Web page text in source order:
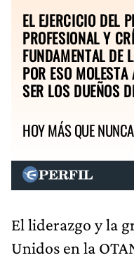
EL EJERCICIO DEL
PROFESIONAL Y
FUNDAMENTAL DE
POR ESO
SER LOS DUEÑOS
HOY MÁS QUE NUNCA
El liderazgo y la
Unidos en la